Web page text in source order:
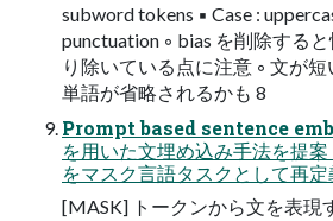
subword tokens ▪ Case :
punctuation ◦ bias を削除する
り除いている点に注意 ◦ 文が
単語が省略されるかも 8
Prompt based sentence
を用いた文埋め込み手法を提
をマスク言語タスクとして再定
[MASK] トークンから文を表現